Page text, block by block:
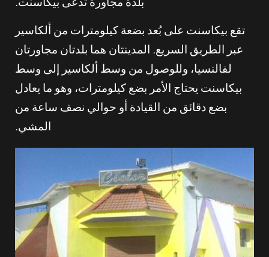
بلدة مجاورة تُدعى بيكاسنت.
تقع بيكاسنت على بُعد بضعة كيلومترات من ألكاسير
عبر الطريق السريع. المدينتان هما بلدتان مجاورتان
لفالنسيا، وللوصول من وسط ألكاسير إلى وسط
بيكاسنت يحتاج الأمر بضع كيلومترات، وهو ما يعادل
بضع دقائق من القيادة أو حوالي نصف ساعة من
المشي.